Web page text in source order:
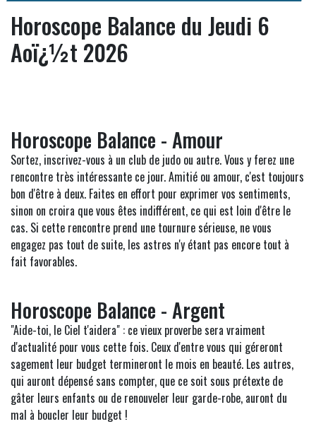
Horoscope Balance du Jeudi 6
Aoï¿½t 2026
Horoscope Balance - Amour
Sortez, inscrivez-vous à un club de judo ou autre. Vous y ferez une
rencontre très intéressante ce jour. Amitié ou amour, c'est toujours
bon d'être à deux. Faites en effort pour exprimer vos sentiments,
sinon on croira que vous êtes indifférent, ce qui est loin d'être le
cas. Si cette rencontre prend une tournure sérieuse, ne vous
engagez pas tout de suite, les astres n'y étant pas encore tout à
fait favorables.
Horoscope Balance - Argent
"Aide-toi, le Ciel t'aidera" : ce vieux proverbe sera vraiment
d'actualité pour vous cette fois. Ceux d'entre vous qui géreront
sagement leur budget termineront le mois en beauté. Les autres,
qui auront dépensé sans compter, que ce soit sous prétexte de
gâter leurs enfants ou de renouveler leur garde-robe, auront du
mal à boucler leur budget !